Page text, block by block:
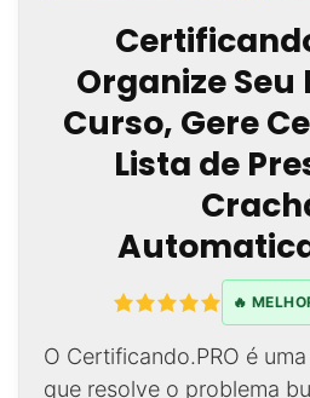
Organize Seu
Curso, Gere
Lista de
🔥
O Certificando.PRO é
que resolve o problema